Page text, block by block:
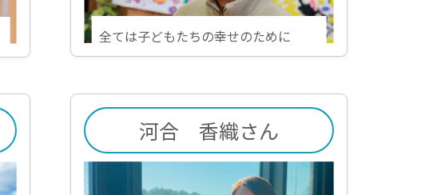
全ては子どもたちの幸せのために
河合 香織さん